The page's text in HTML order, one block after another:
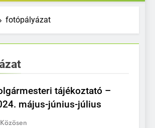
fotópályázat
tájékoztató –
május-június-július
Közösen